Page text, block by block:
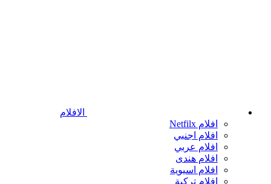
الافلام
افلام Netfilx
افلام اجنبي
افلام عربي
افلام هندى
افلام اسيوية
افلام تركية